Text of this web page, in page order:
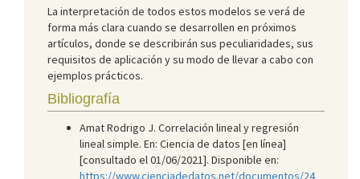
La interpretación de todos estos modelos se verá de
forma más clara cuando se desarrollen en próximos
artículos, donde se describirán sus peculiaridades, sus
requisitos de aplicación y su modo de llevar a cabo con
ejemplos prácticos.
Bibliografía
Amat Rodrigo J. Correlación lineal y regresión
lineal simple. En: Ciencia de datos [en línea]
[consultado el 01/06/2021]. Disponible en:
https://www.cienciadedatos.net/documentos/24_